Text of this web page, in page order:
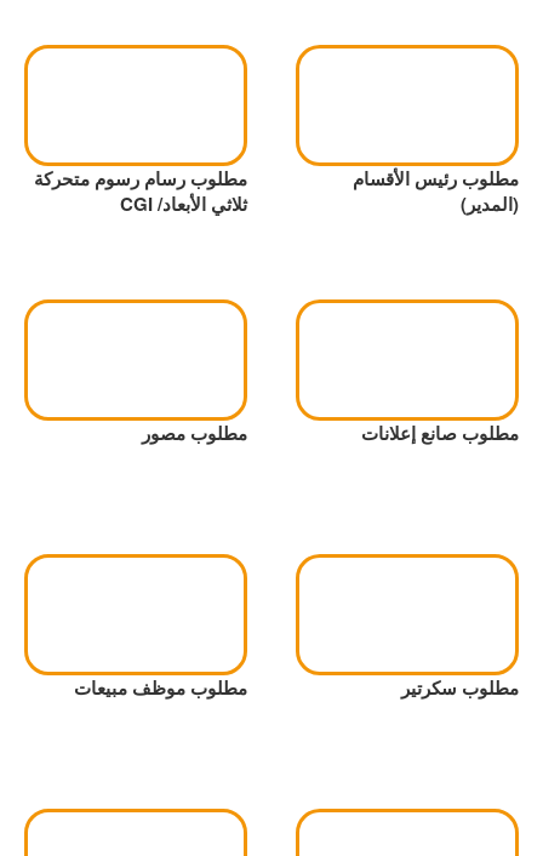
مطلوب رئيس الأقسام
(المدير)
مطلوب رسام رسوم متحركة
ثلاثي الأبعاد/ CGI
مطلوب صانع إعلانات مطلوب مصور
مطلوب سكرتير مطلوب موظف مبيعات